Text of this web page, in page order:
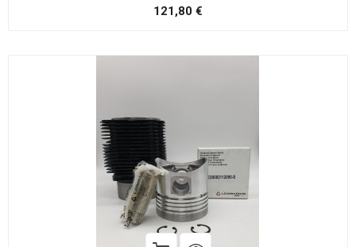
121,80 €